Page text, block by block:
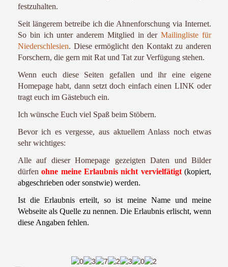
festzuhalten.
Seit längerem betreibe ich die Ahnenforschung via Internet.
So bin ich unter anderem Mitglied in derMailingliste für
Niederschlesien. Diese ermöglicht den Kontakt zu anderen
Forschern, die gern mit Rat und Tat zur Verfügung stehen.
Wenn euch diese Seiten gefallen und ihr eine eigene
Homepage habt, dann setzt doch einfach einen LINK oder
tragt euch im Gästebuch ein.
Ich wünsche Euch viel Spaß beim Stöbern.
Bevor ich es vergesse, aus aktuellem Anlass noch etwas
sehr wichtiges:
Alle auf dieser Homepage gezeigten Daten und Bilder
dürfenohne meine Erlaubnis nicht vervielfätigt(kopiert,
abgeschrieben oder sonstwie) werden.
Ist die Erlaubnis erteilt, so ist meine Name und meine
Webseite als Quelle zu nennen. Die Erlaubnis erlischt, wenn
diese Angaben fehlen.